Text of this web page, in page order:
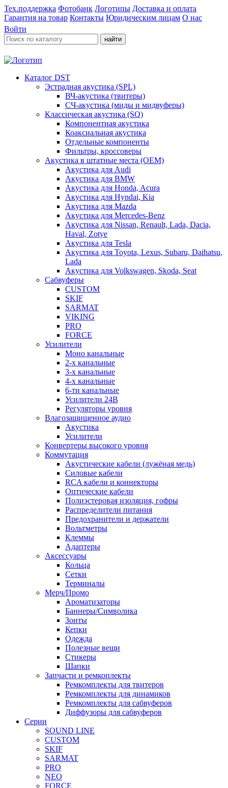
Тех.поддержка Фотобанк Логотипы Доставка и оплата
Гарантия на товар Контакты Юридическим лицам О нас
Войти
найти
Каталог DST
Эстрадная акустика (SPL)
ВЧ-акустика (твитеры)
СЧ-акустика (миды и мидвуферы)
Классическая акустика (SQ)
Компонентная акустика
Коаксиальная акустика
Отдельные компоненты
Фильтры, кроссоверы
Акустика в штатные места (OEM)
Акустика для Audi
Акустика для BMW
Акустика для Honda, Acura
Акустика для Hyndai, Kia
Акустика для Mazda
Акустика для Mercedes-Benz
Акустика для Nissan, Renault, Lada, Dacia,
Haval, Zotye
Акустика для Tesla
Акустика для Toyota, Lexus, Subaru, Daihatsu,
Lada
Акустика для Volkswagen, Skoda, Seat
Сабвуферы
CUSTOM
SKIF
SARMAT
VIKING
PRO
FORCE
Усилители
Моно канальные
2-х канальные
3-х канальные
4-х канальные
6-ти канальные
Усилители 24В
Регуляторы уровня
Влагозащищенное аудио
Акустика
Усилители
Конвертеры высокого уровня
Коммутация
Акустические кабели (лужёная медь)
Силовые кабели
RCA кабели и коннекторы
Оптические кабели
Полиэстеровая изоляция, гофры
Распределители питания
Предохранители и держатели
Вольтметры
Клеммы
Адаптеры
Аксессуары
Кольца
Сетки
Терминалы
Мерч/Промо
Ароматизаторы
Баннеры/Символика
Зонты
Кепки
Одежда
Полезные вещи
Стикеры
Шапки
Запчасти и ремкоплекты
Ремкомплекты для твитеров
Ремкомплекты для динамиков
Ремкомплекты для сабвуферов
Диффузоры для сабвуферов
Серии
SOUND LINE
CUSTOM
SKIF
SARMAT
PRO
NEO
FORCE